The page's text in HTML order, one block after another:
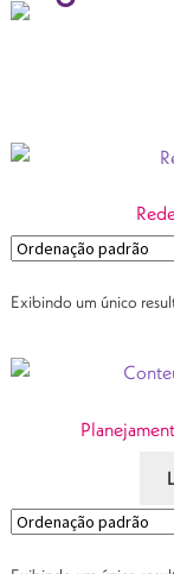
Exibindo um único